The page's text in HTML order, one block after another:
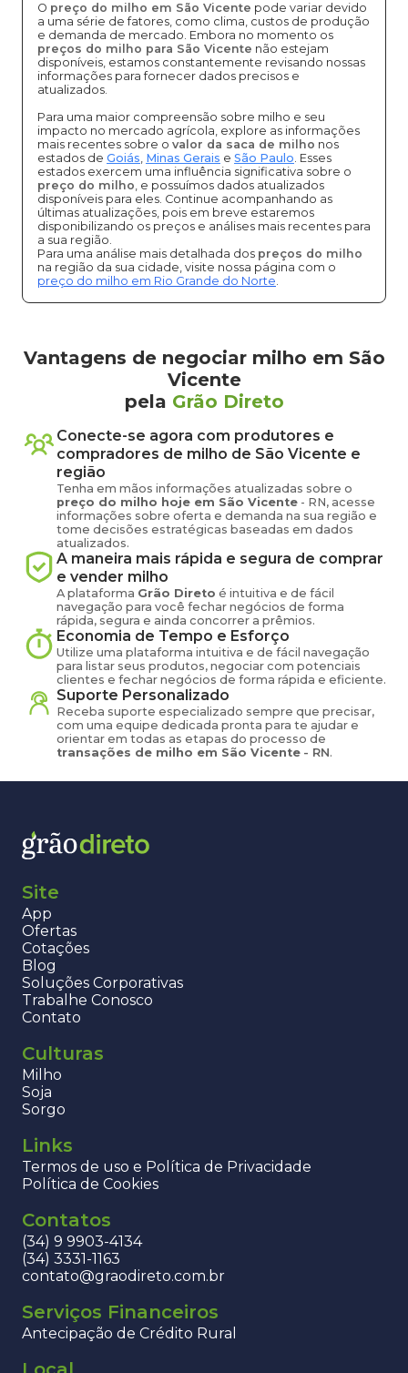
O preço do milho em São Vicente pode variar devido
a uma série de fatores, como clima, custos de produção
e demanda de mercado. Embora no momento os
preços do milho para São Vicente não estejam
disponíveis, estamos constantemente revisando nossas
informações para fornecer dados precisos e
atualizados.
Para uma maior compreensão sobre milho e seu
impacto no mercado agrícola, explore as informações
mais recentes sobre o valor da saca de milho nos
estados de Goiás, Minas Gerais e São Paulo. Esses
estados exercem uma influência significativa sobre o
preço do milho, e possuímos dados atualizados
disponíveis para eles. Continue acompanhando as
últimas atualizações, pois em breve estaremos
disponibilizando os preços e análises mais recentes para
a sua região.
Para uma análise mais detalhada dos preços do milho
na região da sua cidade, visite nossa página com o
preço do milho em Rio Grande do Norte.
Vantagens de negociar milho em São
Vicente
pela Grão Direto
Conecte-se agora com produtores e
compradores de milho de São Vicente e
região
Tenha em mãos informações atualizadas sobre o
preço do milho hoje em São Vicente - RN, acesse
informações sobre oferta e demanda na sua região e
tome decisões estratégicas baseadas em dados
atualizados.
A maneira mais rápida e segura de comprar
e vender milho
A plataforma Grão Direto é intuitiva e de fácil
navegação para você fechar negócios de forma
rápida, segura e ainda concorrer a prêmios.
Economia de Tempo e Esforço
Utilize uma plataforma intuitiva e de fácil navegação
para listar seus produtos, negociar com potenciais
clientes e fechar negócios de forma rápida e eficiente.
Suporte Personalizado
Receba suporte especializado sempre que precisar,
com uma equipe dedicada pronta para te ajudar e
orientar em todas as etapas do processo de
transações de milho em São Vicente - RN.
Site
App
Ofertas
Cotações
Blog
Soluções Corporativas
Trabalhe Conosco
Contato
Culturas
Milho
Soja
Sorgo
Links
Termos de uso e Política de Privacidade
Política de Cookies
Contatos
(34) 9 9903-4134
(34) 3331-1163
contato@graodireto.com.br
Serviços Financeiros
Antecipação de Crédito Rural